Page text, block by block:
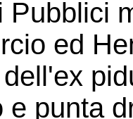
Pubblici
ed
e punta